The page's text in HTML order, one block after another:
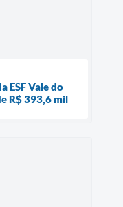
ESF Vale do
R$ 393,6 mil